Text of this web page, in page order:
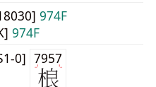
974F
974F
0] 7957